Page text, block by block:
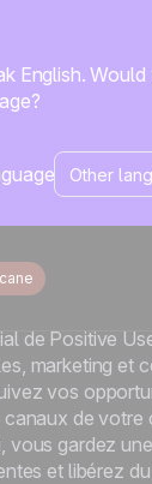
English.
Fonctionnalités
de Positive
marketing et
vos
de votre
vous gardez
et libérez